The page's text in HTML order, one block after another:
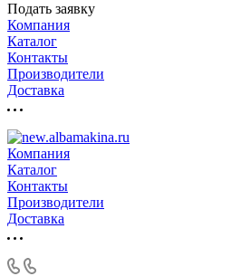
Подать заявку
Компания
Каталог
Контакты
Производители
Доставка
Компания
Каталог
Контакты
Производители
Доставка